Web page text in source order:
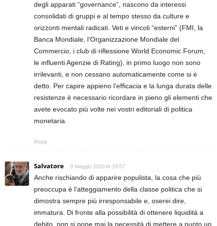
degli apparati “governance”, nascono da interessi
consolidati di gruppi e al tempo stesso da culture e
orizzonti mentali radicati. Veti e vincoli “esterni” (FMI, la
Banca Mondiale, l’Organizzazione Mondiale del
Commercio, i club di riflessione World Economic Forum,
le influenti Agenzie di Rating), in primo luogo non sono
irrilevanti, e non cessano automaticamente come si è
detto. Per capire appieno l’efficacia e la lunga durata delle
resistenze è necessario ricordare in pieno gli elementi che
avete evocato più volte nei vostri editoriali di politica
monetaria.
Reply
Salvatore 9 Maggio 2020 At 19:57
Anche rischiando di apparire populista, la cosa che più
preoccupa è l’atteggiamento della classe politica che si
dimostra sempre più irresponsabile e, oserei dire,
immatura. Di fronte alla possibilità di ottenere liquidità a
debito, non si pone mai la necessità di mettere a punto un